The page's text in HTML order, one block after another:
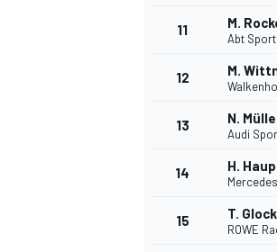
11 M.
Abt
12 M.
13 N.
Audi
14 H.
15 T. Glock
ROWE